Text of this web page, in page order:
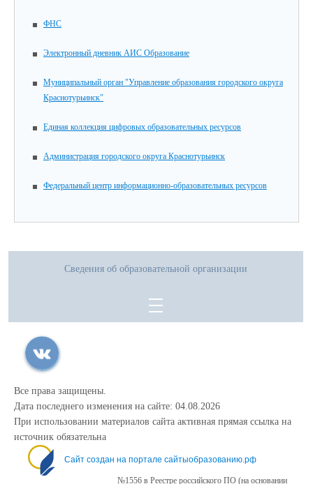
ФНС
Электронный дневник АИС Образование
Муниципальный орган "Управление образования городского округа
Краснотурьинск"
Единая коллекция цифровых образовательных ресурсов
Администрация городского округа Краснотурьинск
Федеральный центр информационно-образовательных ресурсов
Сведения об образовательной организации
Все права защищены.
Дата последнего изменения на сайте: 04.08.2026
При использовании материалов сайта активная прямая ссылка на
источник обязательна
Сайт создан на портале сайтыобразованию.рф
№1556 в Реестре российского ПО (на основании